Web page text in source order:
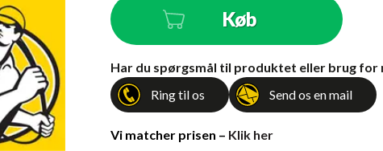
Antal Køb
Har du spørgsmål til produktet eller brug for
Ring til os
Send os en mail
Vi matcher prisen – Klik her